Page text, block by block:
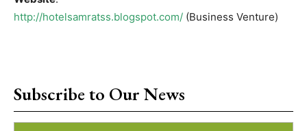
http://hotelsamratss.blogspot.com/ (Business Venture)
Subscribe to Our News